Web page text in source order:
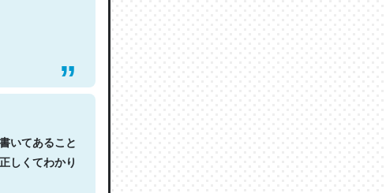
いてあること
しくてわかり